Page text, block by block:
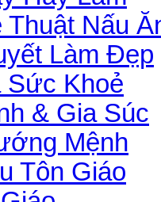
Thuật Nấu
Làm Đẹp
Sức Khoẻ
& Gia Súc
Mệnh
Tôn Giáo